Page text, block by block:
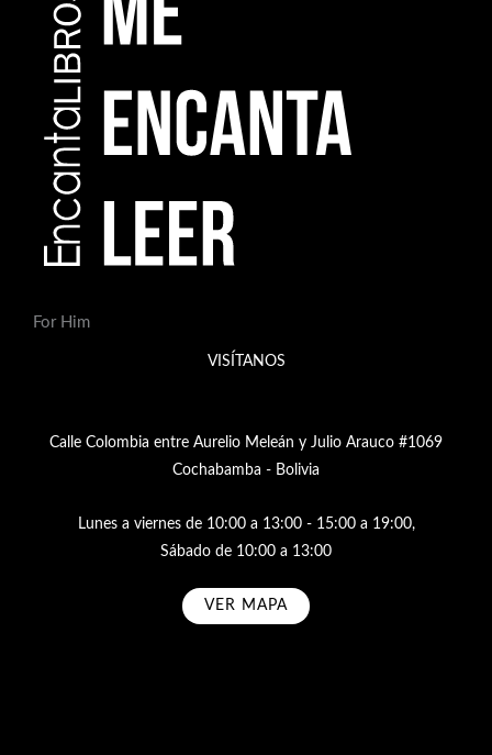
For Him
VISÍTANOS
Calle Colombia entre Aurelio Meleán y Julio Arauco #1069
Cochabamba - Bolivia
Lunes a viernes de 10:00 a 13:00 - 15:00 a 19:00,
Sábado de 10:00 a 13:00
VER MAPA